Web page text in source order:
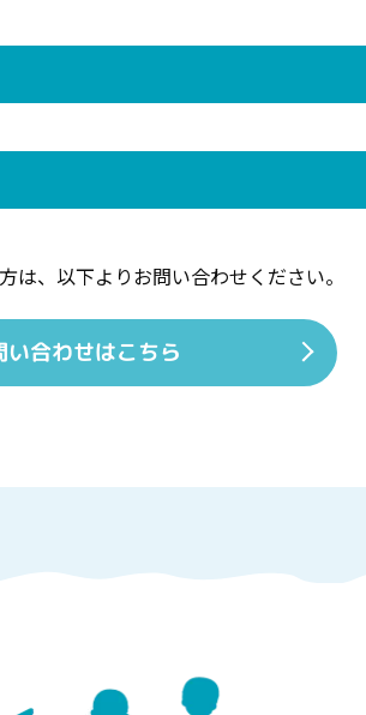
は、 以下よりお問い合わせください。
い合わせはこちら